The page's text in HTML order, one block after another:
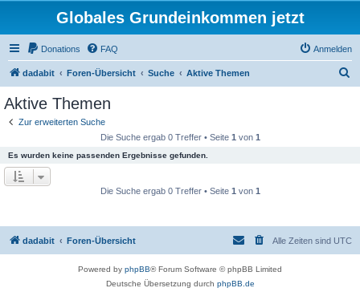
Globales Grundeinkommen jetzt
Donations FAQ Anmelden
dadabit Foren-Übersicht Suche Aktive Themen
Aktive Themen
Zur erweiterten Suche
Die Suche ergab 0 Treffer • Seite 1 von 1
Es wurden keine passenden Ergebnisse gefunden.
Die Suche ergab 0 Treffer • Seite 1 von 1
dadabit Foren-Übersicht Alle Zeiten sind UTC
Powered by phpBB® Forum Software © phpBB Limited
Deutsche Übersetzung durch phpBB.de